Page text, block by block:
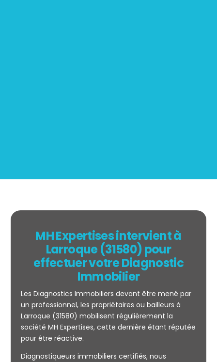
Mesurage
CARREZ
MH Expertises intervient à
Larroque (31580) pour
effectuer votre Diagnostic
Immobilier
Les Diagnostics Immobiliers devant être mené par
un professionnel, les propriétaires ou bailleurs à
Larroque (31580) mobilisent régulièrement la
société MH Expertises, cette dernière étant réputée
pour être réactive.
Diagnostiqueurs immobiliers certifiés, nous